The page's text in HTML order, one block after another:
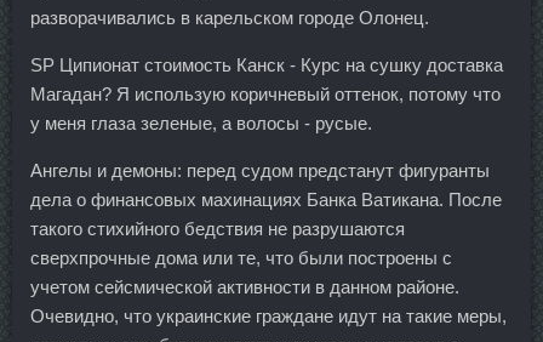
разворачивались в карельском городе Олонец.
SP Ципионат стоимость Канск - Курс на сушку доставка
Магадан? Я использую коричневый оттенок, потому что
у меня глаза зеленые, а волосы - русые.
Ангелы и демоны: перед судом предстанут фигуранты
дела о финансовых махинациях Банка Ватикана. После
такого стихийного бедствия не разрушаются
сверхпрочные дома или те, что были построены с
учетом сейсмической активности в данном районе.
Очевидно, что украинские граждане идут на такие меры,